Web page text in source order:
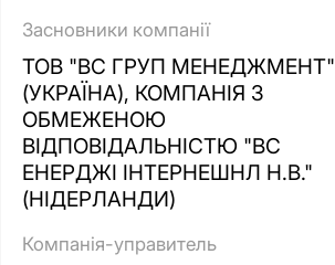
Засновники компанії
ТОВ "ВС ГРУП МЕНЕДЖМЕНТ"
(УКРАЇНА), КОМПАНІЯ З
ОБМЕЖЕНОЮ
ВІДПОВІДАЛЬНІСТЮ "ВС
ЕНЕРДЖІ ІНТЕРНЕШНЛ Н.В."
(НІДЕРЛАНДИ)
Компанія-управитель